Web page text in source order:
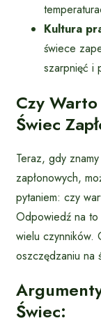
Kultura
świece
szarpnięć i
Czy
Świec
Teraz, gdy
zapłonowych,
pytaniem: czy
Odpowiedź na
wielu czynników.
oszczędzaniu na
Świec: